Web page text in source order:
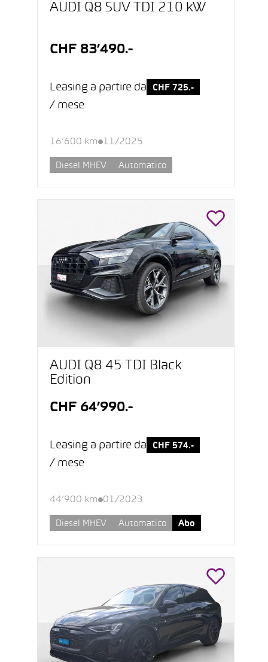
AUDI Q8 SUV TDI 210 kW
CHF 83’490.-
Leasing a partire da CHF 725.-
/ mese
16’600 km 11/2025
Diesel MHEV Automatico
AUDI Q8 45 TDI Black
Edition
CHF 64’990.-
Leasing a partire da CHF 574.-
/ mese
44’900 km 01/2023
Diesel MHEV Automatico Abo